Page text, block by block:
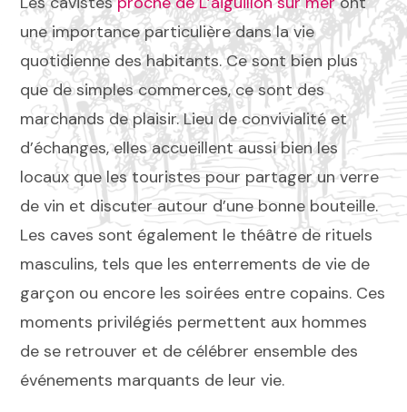
une importance particulière dans la vie
quotidienne des habitants. Ce sont bien plus
que de simples commerces, ce sont des
marchands de plaisir. Lieu de convivialité et
d’échanges, elles accueillent aussi bien les
locaux que les touristes pour partager un verre
de vin et discuter autour d’une bonne bouteille.
Les caves sont également le théâtre de rituels
masculins, tels que les enterrements de vie de
garçon ou encore les soirées entre copains. Ces
moments privilégiés permettent aux hommes
de se retrouver et de célébrer ensemble des
événements marquants de leur vie.